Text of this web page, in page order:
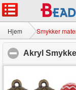
Hjem Smykker
Akryl
© 2026